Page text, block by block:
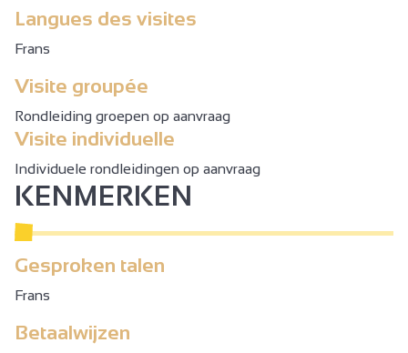
Langues des visites
Frans
Visite groupée
Rondleiding groepen op aanvraag
Visite individuelle
Individuele rondleidingen op aanvraag
KENMERKEN
Gesproken talen
Frans
Betaalwijzen